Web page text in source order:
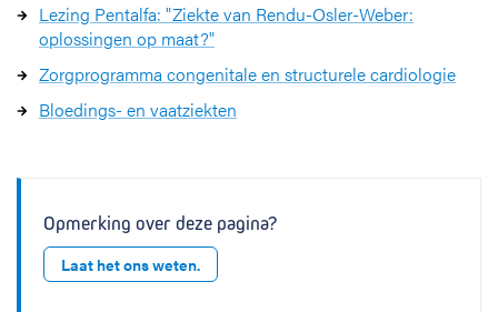
Lezing Pentalfa: "Ziekte van Rendu-Osler-Weber:
oplossingen op maat?"
Zorgprogramma congenitale en structurele cardiologie
Bloedings- en vaatziekten
Opmerking over deze pagina?
Laat het ons weten.